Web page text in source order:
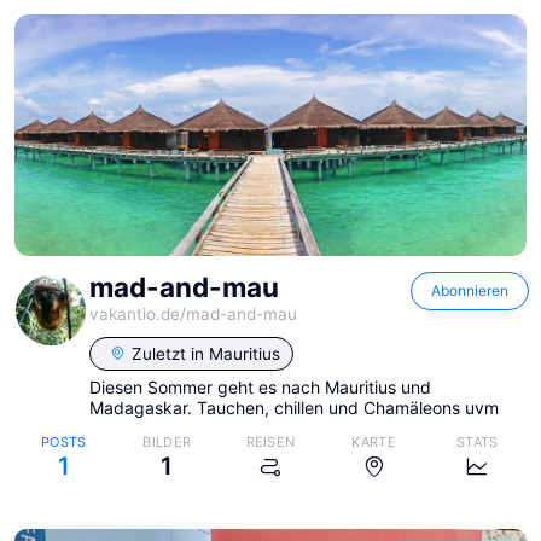
mad-and-mau
vakantio.de/mad-and-mau
Abonnieren
Zuletzt in Mauritius
Diesen Sommer geht es nach Mauritius und
Madagaskar. Tauchen, chillen und Chamäleons uvm
POSTS
1
BILDER
1
REISEN KARTE STATS